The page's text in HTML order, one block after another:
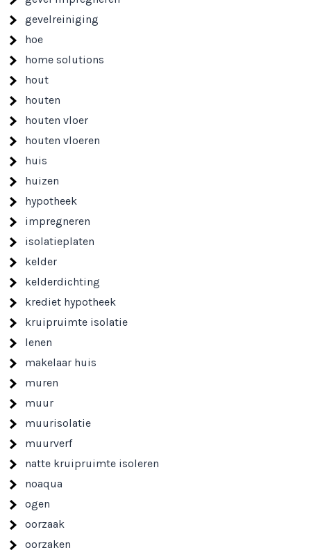
gevelreiniging
hoe
home solutions
hout
houten
houten vloer
houten vloeren
huis
huizen
hypotheek
impregneren
isolatieplaten
kelder
kelderdichting
krediet hypotheek
kruipruimte isolatie
lenen
makelaar huis
muren
muur
muurisolatie
muurverf
natte kruipruimte isoleren
noaqua
ogen
oorzaak
oorzaken